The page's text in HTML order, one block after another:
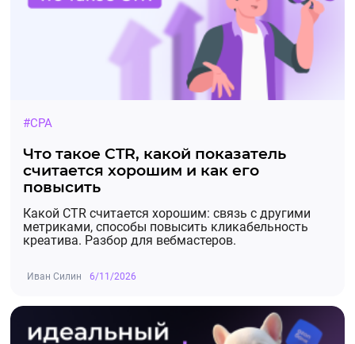
#CPA
Что такое CTR, какой показатель
считается хорошим и как его
повысить
Какой CTR считается хорошим: связь с другими
метриками, способы повысить кликабельность
креатива. Разбор для вебмастеров.
Иван Силин 6/11/2026